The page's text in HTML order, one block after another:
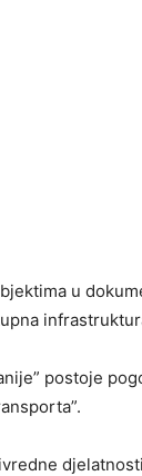
u
postoje